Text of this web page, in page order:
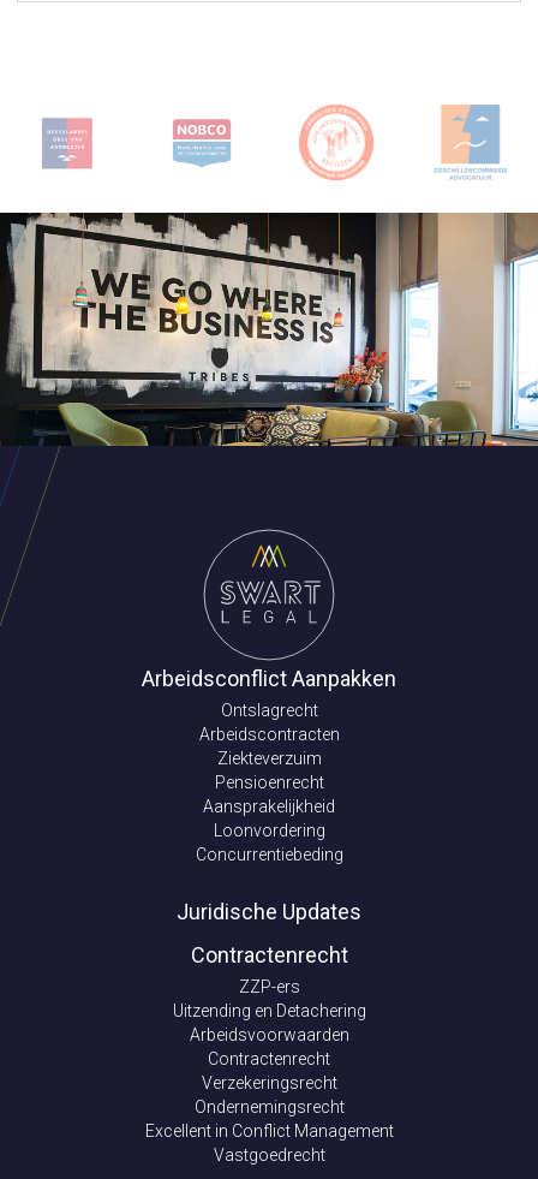
Arbeidsconflict Aanpakken
Ontslagrecht
Arbeidscontracten
Ziekteverzuim
Pensioenrecht
Aansprakelijkheid
Loonvordering
Concurrentiebeding
Juridische Updates
Contractenrecht
ZZP-ers
Uitzending en Detachering
Arbeidsvoorwaarden
Contractenrecht
Verzekeringsrecht
Ondernemingsrecht
Excellent in Conflict Management
Vastgoedrecht